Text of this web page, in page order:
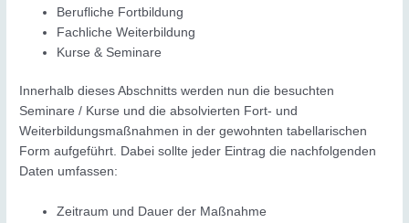
Berufliche Fortbildung
Fachliche Weiterbildung
Kurse & Seminare
Innerhalb dieses Abschnitts werden nun die besuchten
Seminare / Kurse und die absolvierten Fort- und
Weiterbildungsmaßnahmen in der gewohnten tabellarischen
Form aufgeführt. Dabei sollte jeder Eintrag die nachfolgenden
Daten umfassen:
Zeitraum und Dauer der Maßnahme